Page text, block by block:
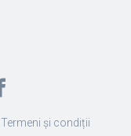
Termeni și condiții